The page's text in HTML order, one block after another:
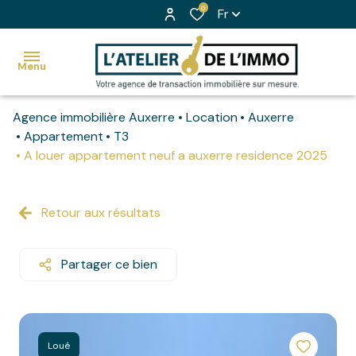
0 Fr
Menu
accueil
nos
à la
tous
les
la
location
Agence immobilière Auxerre Location
Auxerre
Appartement
T3
A louer appartement neuf a auxerre residence 2025
Retour aux résultats
Partager ce bien
Loué